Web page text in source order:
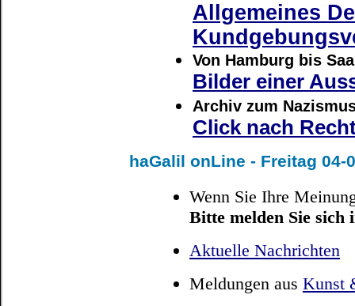
Allgemeines
Von Hamburg bis
Bilder einer
Archiv zum
Click nach
haGalil onLine - Freitag 04-
Wenn Sie Ihre
Bitte melden Sie sich
Aktuelle Nachrichten
Meldungen aus Kunst